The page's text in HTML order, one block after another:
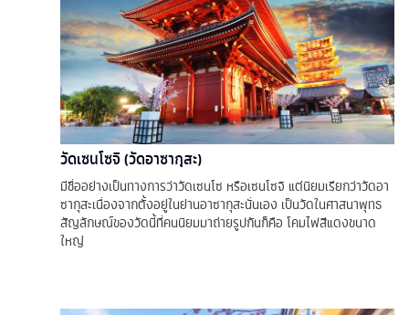
วัดเซนโซจิ (วัดอาซากุสะ)
มีชื่ออย่างเป็นทางการว่าวัดเซนโซ หรือเซนโซจิ แต่นิยมเรียกว่าวัดอา
ซากุสะเนื่องจากตั้งอยู่ในย่านอาซากุสะนั่นเอง เป็นวัดในศาสนาพุทธ
สัญลักษณ์ของวัดนี้ที่คนนิยมมาถ่ายรูปกันก็คือ โคมไฟสีแดงขนาด
ใหญ่